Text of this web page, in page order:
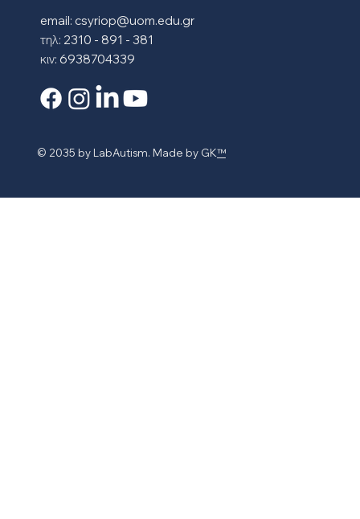
email: csyriop@uom.edu.gr
τηλ: 2310 - 891 - 381
κιν: 6938704339
© 2035 by LabAutism. Made by GK™